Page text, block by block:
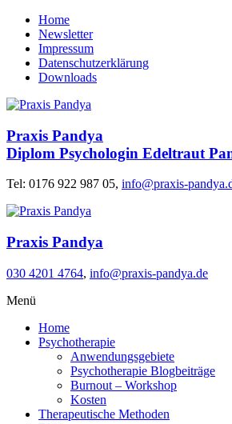
Home
Newsletter
Impressum
Datenschutzerklärung
Downloads
Praxis Pandya
Diplom Psychologin Edeltraut
Tel: 0176 922 987 05, info@praxis-
Praxis Pandya
030 4201 4764, info@praxis-pandya.de
Menü
Home
Psychotherapie
Anwendungsgebiete
Psychotherapie Blogbeiträge
Burnout – Workshop
Kosten
Therapeutische Methoden